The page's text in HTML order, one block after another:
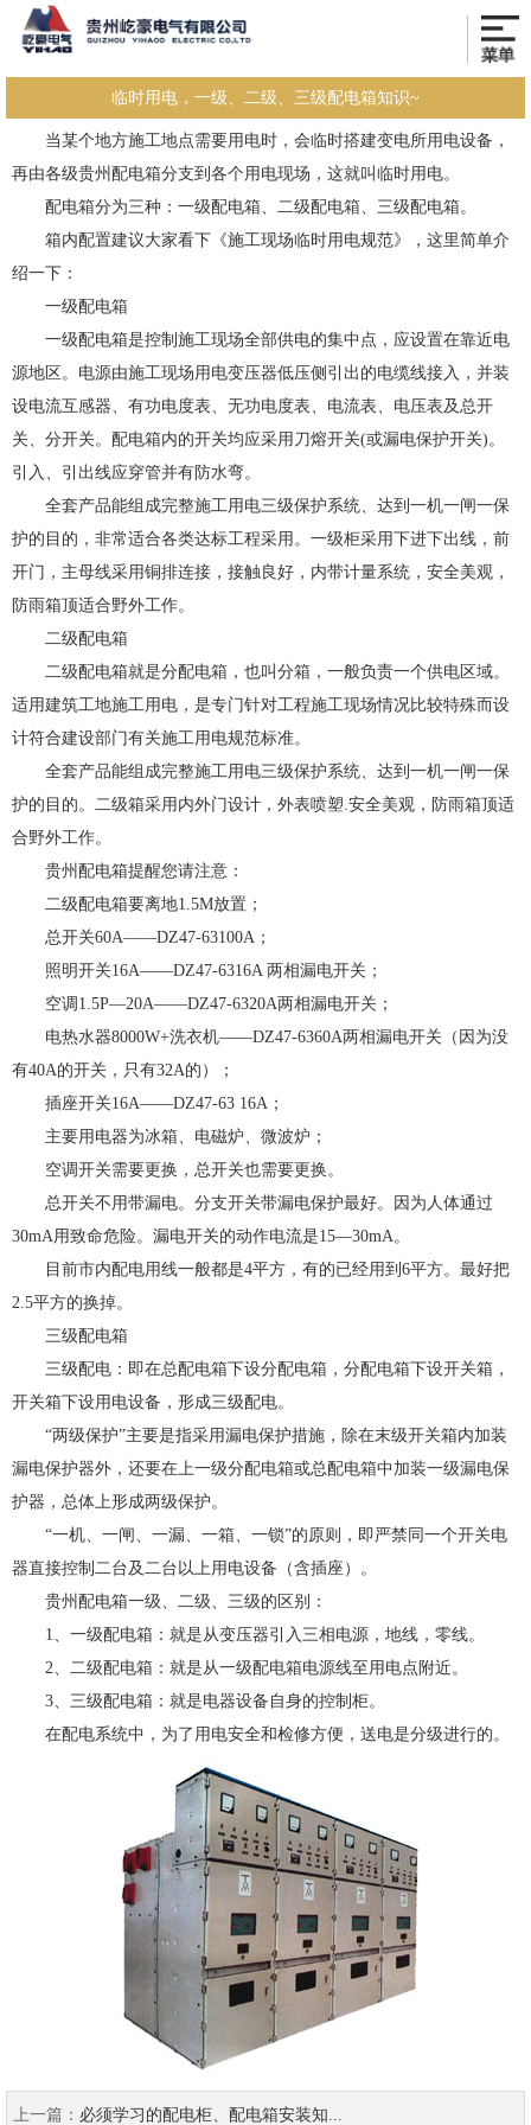
临时用电，一级、二级、三级配电箱知识~
当某个地方施工地点需要用电时，会临时搭建变电所用电设备，
再由各级贵州配电箱分支到各个用电现场，这就叫临时用电。
配电箱分为三种：一级配电箱、二级配电箱、三级配电箱。
箱内配置建议大家看下《施工现场临时用电规范》，这里简单介
绍一下：
一级配电箱
一级配电箱是控制施工现场全部供电的集中点，应设置在靠近电
源地区。电源由施工现场用电变压器低压侧引出的电缆线接入，并装
设电流互感器、有功电度表、无功电度表、电流表、电压表及总开
关、分开关。配电箱内的开关均应采用刀熔开关(或漏电保护开关)。
引入、引出线应穿管并有防水弯。
全套产品能组成完整施工用电三级保护系统、达到一机一闸一保
护的目的，非常适合各类达标工程采用。一级柜采用下进下出线，前
开门，主母线采用铜排连接，接触良好，内带计量系统，安全美观，
防雨箱顶适合野外工作。
二级配电箱
二级配电箱就是分配电箱，也叫分箱，一般负责一个供电区域。
适用建筑工地施工用电，是专门针对工程施工现场情况比较特殊而设
计符合建设部门有关施工用电规范标准。
全套产品能组成完整施工用电三级保护系统、达到一机一闸一保
护的目的。二级箱采用内外门设计，外表喷塑.安全美观，防雨箱顶适
合野外工作。
贵州配电箱提醒您请注意：
二级配电箱要离地1.5M放置；
总开关60A——DZ47-63100A；
照明开关16A——DZ47-6316A 两相漏电开关；
空调1.5P—20A——DZ47-6320A两相漏电开关；
电热水器8000W+洗衣机——DZ47-6360A两相漏电开关（因为没
有40A的开关，只有32A的）；
插座开关16A——DZ47-63 16A；
主要用电器为冰箱、电磁炉、微波炉；
空调开关需要更换，总开关也需要更换。
总开关不用带漏电。分支开关带漏电保护最好。因为人体通过
30mA用致命危险。漏电开关的动作电流是15—30mA。
目前市内配电用线一般都是4平方，有的已经用到6平方。最好把
2.5平方的换掉。
三级配电箱
三级配电：即在总配电箱下设分配电箱，分配电箱下设开关箱，
开关箱下设用电设备，形成三级配电。
“两级保护”主要是指采用漏电保护措施，除在末级开关箱内加装
漏电保护器外，还要在上一级分配电箱或总配电箱中加装一级漏电保
护器，总体上形成两级保护。
“一机、一闸、一漏、一箱、一锁”的原则，即严禁同一个开关电
器直接控制二台及二台以上用电设备（含插座）。
贵州配电箱一级、二级、三级的区别：
1、一级配电箱：就是从变压器引入三相电源，地线，零线。
2、二级配电箱：就是从一级配电箱电源线至用电点附近。
3、三级配电箱：就是电器设备自身的控制柜。
在配电系统中，为了用电安全和检修方便，送电是分级进行的。
上一篇： 必须学习的配电柜、配电箱安装知...